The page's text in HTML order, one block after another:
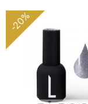
-20%